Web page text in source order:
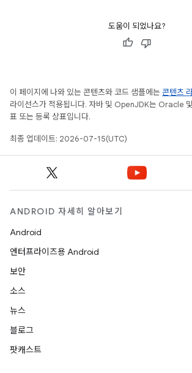
도움이 되었나요?
이 페이지에 나와 있는 콘텐츠와 코드 샘플에는 콘텐츠
라이선스가 적용됩니다. 자바 및 OpenJDK는 Oracle
표 또는 등록 상표입니다.
최종 업데이트: 2026-07-15(UTC)
ANDROID 자세히 알아보기
Android
엔터프라이즈용 Android
보안
소스
뉴스
블로그
팟캐스트